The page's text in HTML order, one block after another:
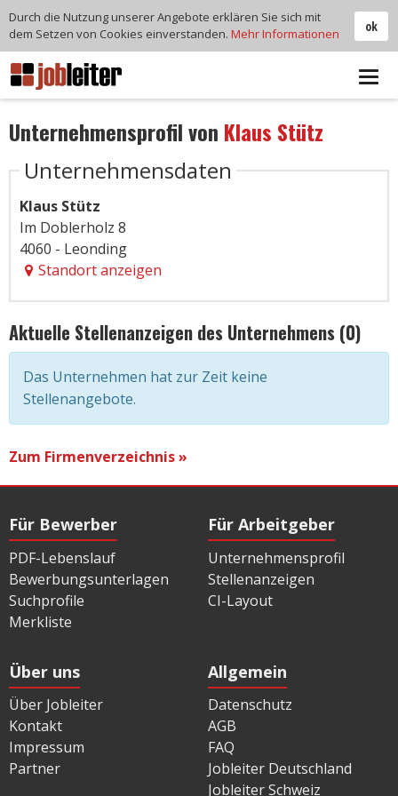
Unternehmensprofil von Klaus Stütz
Unternehmensdaten
Klaus Stütz
Im Doblerholz 8
4060 - Leonding
Standort anzeigen
Aktuelle Stellenanzeigen des Unternehmens (0)
Das Unternehmen hat zur Zeit keine
Stellenangebote.
Zum Firmenverzeichnis »
Für Bewerber
PDF-Lebenslauf
Bewerbungsunterlagen
Suchprofile
Merkliste
Für Arbeitgeber
Unternehmensprofil
Stellenanzeigen
CI-Layout
Über uns
Über Jobleiter
Kontakt
Impressum
Partner
Allgemein
Datenschutz
AGB
FAQ
Jobleiter Deutschland
Jobleiter Schweiz
ok
Durch die Nutzung unserer Angebote erklären Sie sich mit
dem Setzen von Cookies einverstanden. Mehr Informationen